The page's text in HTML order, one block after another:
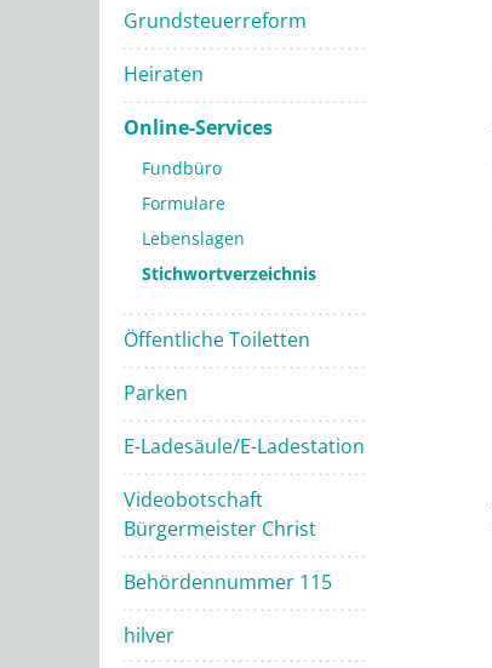
Grundsteuerreform
Heiraten
Online-Services
Fundbüro
Formulare
Lebenslagen
Stichwortverzeichnis
Öffentliche Toiletten
Parken
E-Ladesäule/E-Ladestation
Videobotschaft
Bürgermeister Christ
Behördennummer 115
hilver